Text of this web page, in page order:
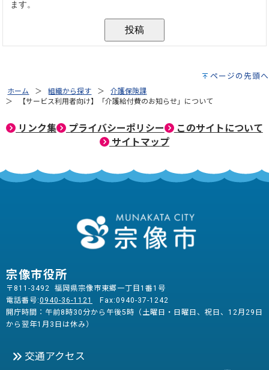
ページの先頭へ
ホーム 組織から探す
介護保険課
【サービス利用者向け】「介護給付費のお知らせ」について
リンク集 プライバシーポリシー
このサイトについて
サイトマップ
宗像市役所
〒811-3492 福岡県宗像市東郷一丁目1番1号
電話番号:0940-36-1121
Fax:0940-37-1242
開庁時間：午前8時30分から午後5時（土曜日・日曜日、祝日、12月29日
から翌年1月3日は休み）
交通アクセス